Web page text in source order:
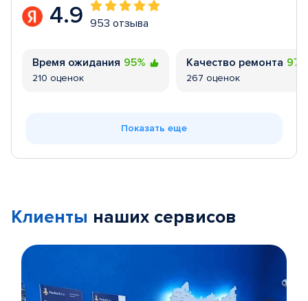
4.9 953 отзыва
Время ожидания 95%
210 оценок
Качество ремонта
267 оценок
Показать еще
Клиенты наших сервисов